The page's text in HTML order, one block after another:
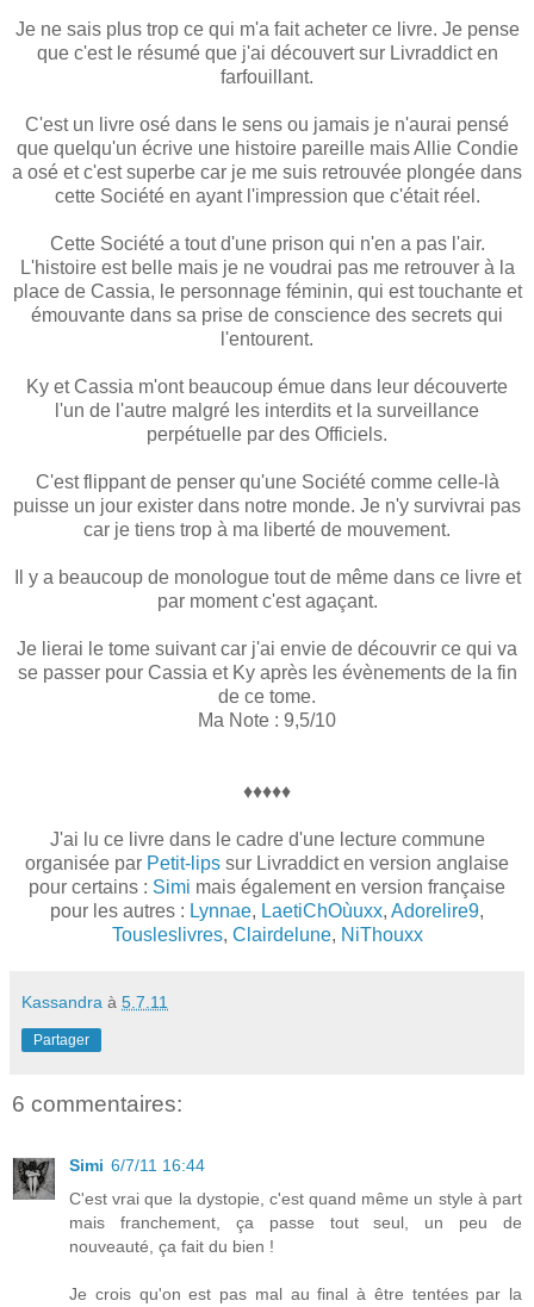
Je ne sais plus trop ce qui m'a fait acheter ce livre. Je pense
que c'est le résumé que j'ai découvert sur Livraddict en
farfouillant.
C'est un livre osé dans le sens ou jamais je n'aurai pensé
que quelqu'un écrive une histoire pareille mais Allie Condie
a osé et c'est superbe car je me suis retrouvée plongée dans
cette Société en ayant l'impression que c'était réel.
Cette Société a tout d'une prison qui n'en a pas l'air.
L'histoire est belle mais je ne voudrai pas me retrouver à la
place de Cassia, le personnage féminin, qui est touchante et
émouvante dans sa prise de conscience des secrets qui
l'entourent.
Ky et Cassia m'ont beaucoup émue dans leur découverte
l'un de l'autre malgré les interdits et la surveillance
perpétuelle par des Officiels.
C'est flippant de penser qu'une Société comme celle-là
puisse un jour exister dans notre monde. Je n'y survivrai pas
car je tiens trop à ma liberté de mouvement.
Il y a beaucoup de monologue tout de même dans ce livre et
par moment c'est agaçant.
Je lierai le tome suivant car j'ai envie de découvrir ce qui va
se passer pour Cassia et Ky après les évènements de la fin
de ce tome.
Ma Note : 9,5/10
♦♦♦♦♦
J'ai lu ce livre dans le cadre d'une lecture commune
organisée par Petit-lips sur Livraddict en version anglaise
pour certains : Simi mais également en version française
pour les autres : Lynnae, LaetiChOùuxx, Adorelire9,
Tousleslivres, Clairdelune, NiThouxx
Kassandra à 5.7.11
Partager
6 commentaires:
Simi 6/7/11 16:44
C'est vrai que la dystopie, c'est quand même un style à part
mais franchement, ça passe tout seul, un peu de
nouveauté, ça fait du bien !
Je crois qu'on est pas mal au final à être tentées par la